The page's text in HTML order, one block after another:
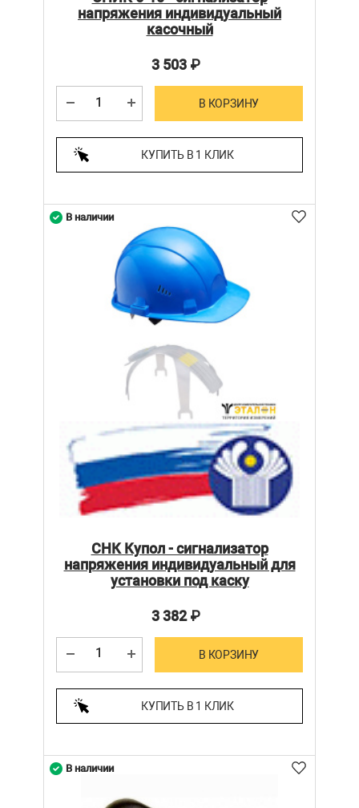
напряжения индивидуальный
касочный
3 503₽
В КОРЗИНУ
КУПИТЬ В 1 КЛИК
СНК Купол - сигнализатор
напряжения индивидуальный для
установки под каску
3 382₽
В КОРЗИНУ
КУПИТЬ В 1 КЛИК
В наличии
В наличии